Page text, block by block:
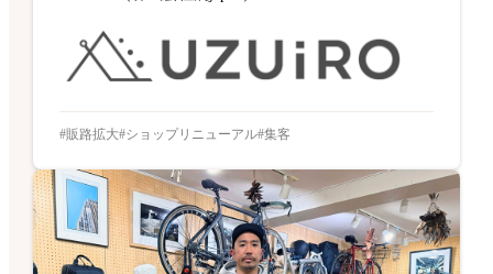
販路拡大 ショップリニューアル 集客